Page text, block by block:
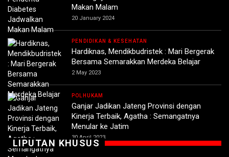
Makan Malam
20 January 2024
PENDIDIKAN & KESEHATAN
Hardiknas, Mendikbudristek : Mari Bergerak
Bersama Semarakkan Merdeka Belajar
2 May 2023
POLHUKAM
Ganjar Jadikan Jateng Provinsi dengan
Kinerja Terbaik, Agatha : Semangatnya
Menular ke Jatim
30 April 2023
LIPUTAN KHUSUS